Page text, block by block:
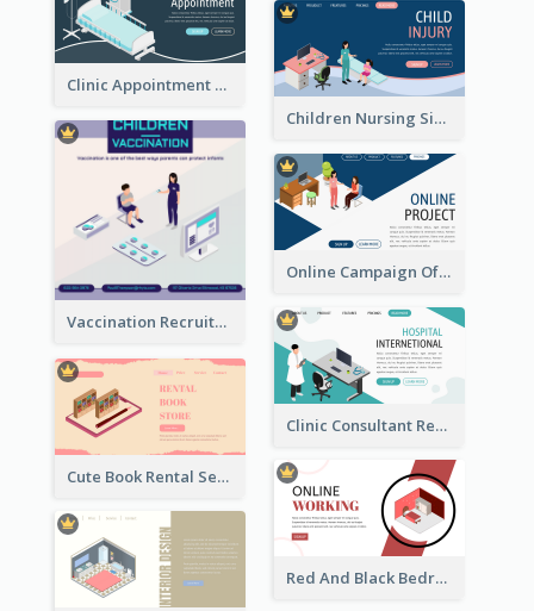
Clinic Appointment Landing Page With Isometric Diagram
Children Nursing Sign Up Page With Isometric Diagram
Vaccination Recruitment Instagram Post With Isometric Diagram
Online Campaign Of Recruiting Donors With Isometric Display
Clinic Consultant Register Page With Isometric Diagram
Cute Book Rental Service Landing Site
Red And Black Bedroom Cool Web Banner